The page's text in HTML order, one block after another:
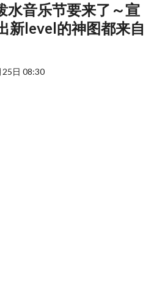
水音乐节要来了～宣
新level的神图都来自
25日 08:30